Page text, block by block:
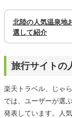
北陸の人気温泉地
選して紹介
旅行サイトの
楽天トラベル、じゃ
では、ユーザーが選
発表しています。人